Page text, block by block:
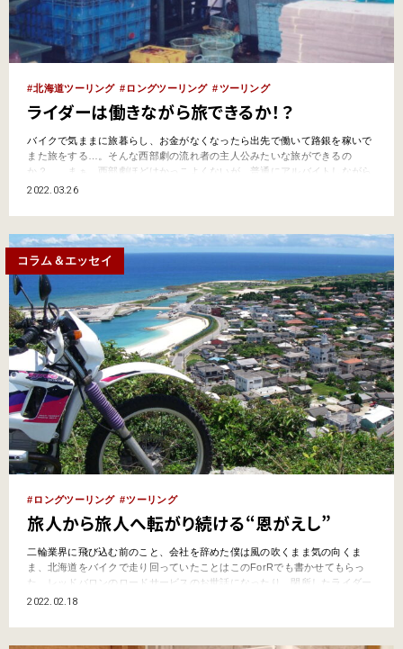
北海道ツーリング ロングツーリング ツーリング
ライダーは働きながら旅できるか！？
バイクで気ままに旅暮らし、お金がなくなったら出先で働いて路銀を稼いで
また旅をする…。そんな西部劇の流れ者の主人公みたいな旅ができるの
か？ まぁ、西部劇ほどはかっこよくないが、普通にアルバイトしながら
バイクで旅をすることは意外と簡単にできる。 最近はコロナ禍だし、僕がそ
だろうが、幸い人手不足に悩む地方の状況は今も昔も同じ。コロ…
2022.03.26
コラム＆エッセイ
ロングツーリング ツーリング
旅人から旅人へ転がり続ける“恩がえし”
二輪業界に飛び込む前のこと、会社を辞めた僕は風の吹くまま気の向くま
ま、北海道をバイクで走り回っていたことはこのForRでも書かせてもらっ
た。レッドバロンのロードサービスのお世話になったり、閉所したライダー
ハウスをわざわざ開けてもらったり……小さなことから大ピンチまで本当に
わりを絶って飛び出していくイメージがあったけど、実際にや…
2022.02.18